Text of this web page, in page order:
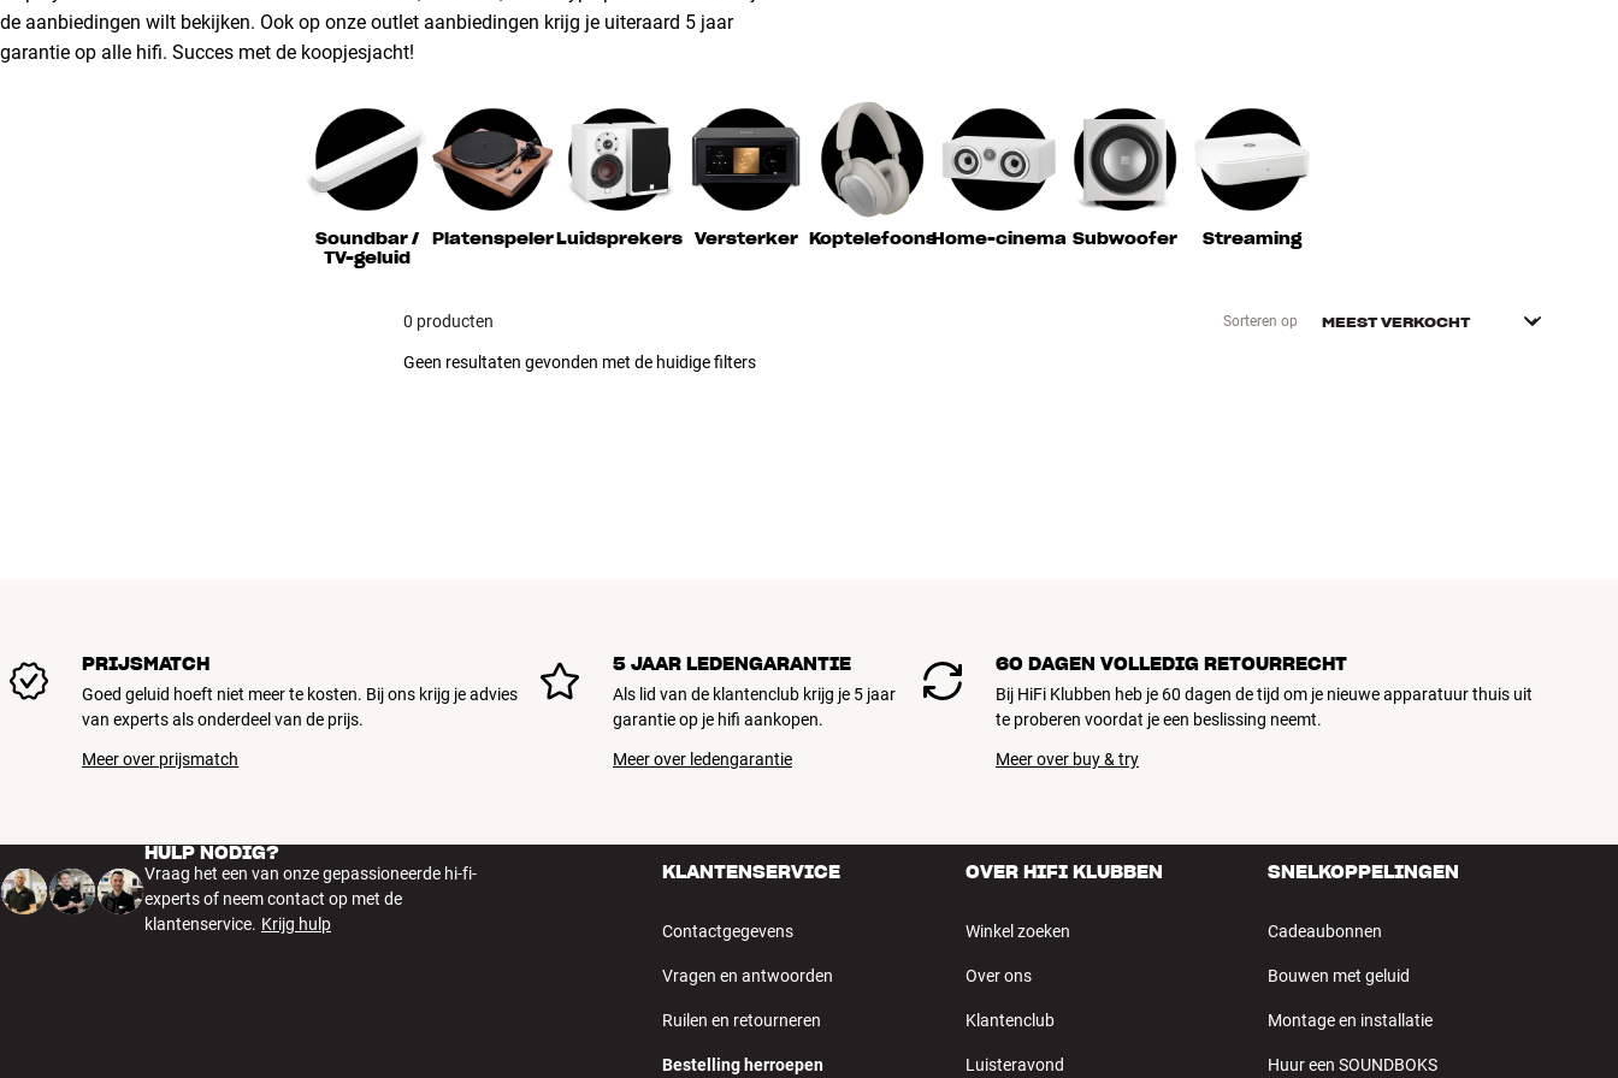
de aanbiedingen wilt bekijken. Ook op onze outlet aanbiedingen krijg je uiteraard 5 jaar
garantie op alle hifi. Succes met de koopjesjacht!
Soundbar /
TV-geluid
PlatenspelerLuidsprekers Versterker KoptelefoonsHome-cinema Subwoofer Streaming
0 producten Sorteren op
Geen resultaten gevonden met de huidige filters
PRIJSMATCH
Goed geluid hoeft niet meer te kosten. Bij ons krijg je advies
van experts als onderdeel van de prijs.
Meer over prijsmatch
5 JAAR LEDENGARANTIE
Als lid van de klantenclub krijg je 5 jaar
garantie op je hifi aankopen.
Meer over ledengarantie
60 DAGEN VOLLEDIG RETOURRECHT
Bij HiFi Klubben heb je 60 dagen de tijd om je nieuwe apparatuur thuis uit
te proberen voordat je een beslissing neemt.
Meer over buy & try
HULP NODIG?
Vraag het een van onze gepassioneerde hi-fi-
experts of neem contact op met de
klantenservice. Krijg hulp
KLANTENSERVICE
Contactgegevens
Vragen en antwoorden
Ruilen en retourneren
Bestelling herroepen
OVER HIFI KLUBBEN
Winkel zoeken
Over ons
Klantenclub
Luisteravond
SNELKOPPELINGEN
Cadeaubonnen
Bouwen met geluid
Montage en installatie
Huur een SOUNDBOKS